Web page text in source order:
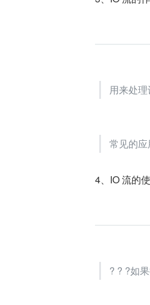
用来处
常见的
4、IO 流的
? ? ?如